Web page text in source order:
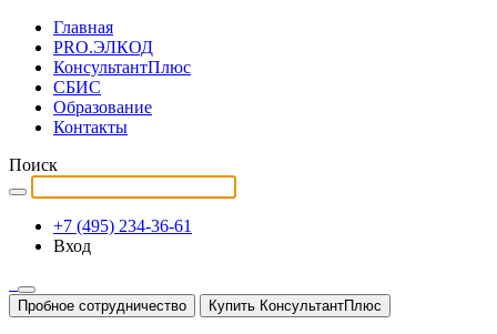
Главная
PRO.ЭЛКОД
КонсультантПлюс
СБИС
Образование
Контакты
Поиск
+7 (495) 234-36-61
Вход
Пробное сотрудничество Купить КонсультантПлюс